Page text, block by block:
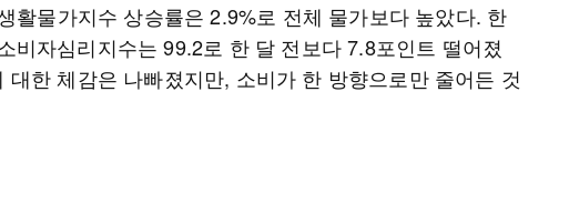
활물가지수 상승률은 2.9%로 전체 물가보다 높았다. 한
비자심리지수는 99.2로 한 달 전보다 7.8포인트 떨어졌
대한 체감은 나빠졌지만, 소비가 한 방향으로만 줄어든 것